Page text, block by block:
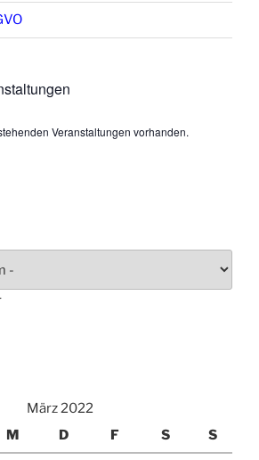
Veranstaltungen vorhanden.
März 2022
M D F S S